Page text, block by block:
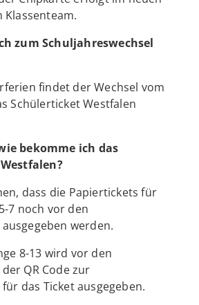
Klassenteam.
zum Schuljahreswechsel
findet der Wechsel vom
Schülerticket Westfalen
bekomme ich das
dass die Papiertickets für
7 noch vor den
werden.
8-13 wird vor den
QR Code zur
das Ticket ausgegeben.